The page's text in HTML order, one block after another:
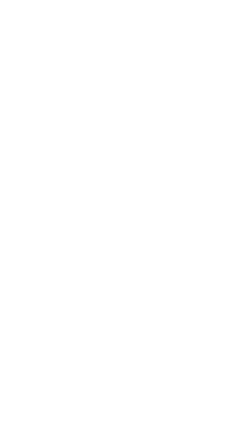
von den Eintragungen und den
oder der Sitz der betreffenden